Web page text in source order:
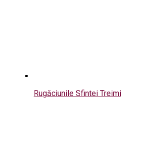
Rugăciunile Sfintei Treimi